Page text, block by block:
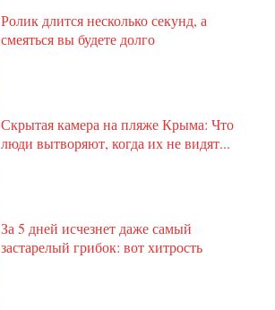
Ролик длится несколько секунд, а
смеяться вы будете долго
Скрытая камера на пляже Крыма: Что
люди вытворяют, когда их не видят...
За 5 дней исчезнет даже самый
застарелый грибок: вот хитрость